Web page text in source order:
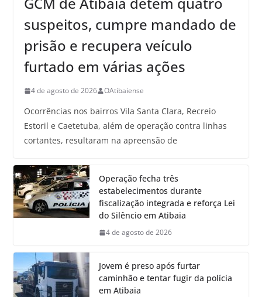
suspeitos, cumpre mandado de
prisão e recupera veículo
furtado em várias ações
4 de agosto de 2026 OAtibaiense
Ocorrências nos bairros Vila Santa Clara, Recreio
Estoril e Caetetuba, além de operação contra linhas
cortantes, resultaram na apreensão de
Operação fecha três
estabelecimentos durante
fiscalização integrada e reforça Lei
do Silêncio em Atibaia
4 de agosto de 2026
Jovem é preso após furtar
caminhão e tentar fugir da polícia
em Atibaia